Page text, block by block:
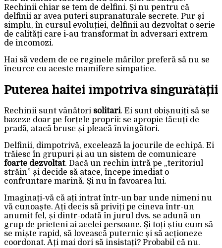
Rechinii chiar se tem de delfini. Și nu pentru că
delfinii ar avea puteri supranaturale secrete. Pur și
simplu, în cursul evoluției, delfinii au dezvoltat o serie
de calități care i-au transformat în adversari extrem
de incomozi.
Hai să vedem de ce reginele mărilor preferă să nu se
încurce cu aceste mamifere simpatice.
Puterea haitei împotriva singurătății
Rechinii sunt vânători solitari. Ei sunt obișnuiți să se
bazeze doar pe forțele proprii: se apropie tăcuți de
pradă, atacă brusc și pleacă învingători.
Delfinii, dimpotrivă, excelează la jocurile de echipă. Ei
trăiesc în grupuri și au un sistem de comunicare
foarte dezvoltat. Dacă un rechin intră pe „teritoriul
străin” și decide să atace, începe imediat o
confruntare marină. Și nu în favoarea lui.
Imaginați-vă că ați intrat într-un bar unde nimeni nu
vă cunoaște. Ați decis să priviți pe cineva într-un
anumit fel, și dintr-odată în jurul dvs. se adună un
grup de prieteni ai acelei persoane. Și toți știu cum să
se miște rapid, să lovească puternic și să acționeze
coordonat. Ați mai dori să insistați? Probabil că nu.